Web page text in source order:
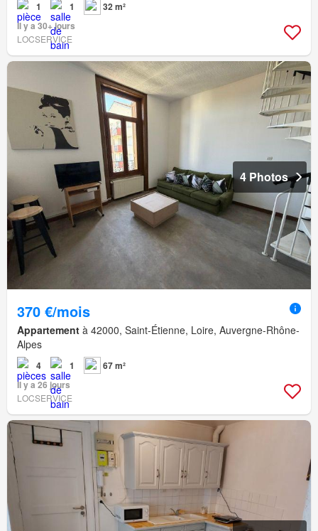
1 1
32 m²
Il y a 30+ jours
LOCSERVICE
4 Photos
370 €/mois
Appartement à 42000, Saint-Étienne, Loire, Auvergne-Rhône-
Alpes
4 1
67 m²
Il y a 26 jours
LOCSERVICE